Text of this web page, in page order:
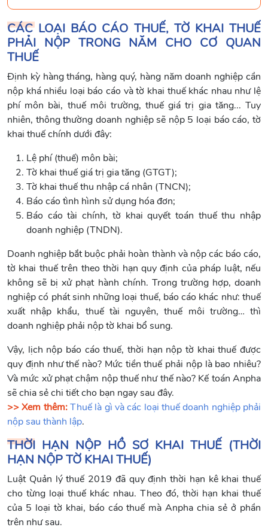
CÁC LOẠI BÁO CÁO THUẾ, TỜ KHAI THUẾ
PHẢI NỘP TRONG NĂM CHO CƠ QUAN
THUẾ
Định kỳ hàng tháng, hàng quý, hàng năm doanh nghiệp cần
nộp khá nhiều loại báo cáo và tờ khai thuế khác nhau như lệ
phí môn bài, thuế môi trường, thuế giá trị gia tăng... Tuy
nhiên, thông thường doanh nghiệp sẽ nộp 5 loại báo cáo, tờ
khai thuế chính dưới đây:
Lệ phí (thuế) môn bài;
Tờ khai thuế giá trị gia tăng (GTGT);
Tờ khai thuế thu nhập cá nhân (TNCN);
Báo cáo tình hình sử dụng hóa đơn;
Báo cáo tài chính, tờ khai quyết toán thuế thu nhập
doanh nghiệp (TNDN).
Doanh nghiệp bắt buộc phải hoàn thành và nộp các báo cáo,
tờ khai thuế trên theo thời hạn quy định của pháp luật, nếu
không sẽ bị xử phạt hành chính. Trong trường hợp, doanh
nghiệp có phát sinh những loại thuế, báo cáo khác như: thuế
xuất nhập khẩu, thuế tài nguyên, thuế môi trường… thì
doanh nghiệp phải nộp tờ khai bổ sung.
Vậy, lịch nộp báo cáo thuế, thời hạn nộp tờ khai thuế được
quy định như thế nào? Mức tiền thuế phải nộp là bao nhiêu?
Và mức xử phạt chậm nộp thuế như thế nào? Kế toán Anpha
sẽ chia sẻ chi tiết cho bạn ngay sau đây.
>> Xem thêm:Thuế là gì và các loại thuế doanh nghiệp phải
nộp sau thành lập.
THỜI HẠN NỘP HỒ SƠ KHAI THUẾ (THỜI
HẠN NỘP TỜ KHAI THUẾ)
Luật Quản lý thuế 2019 đã quy định thời hạn kê khai thuế
cho từng loại thuế khác nhau. Theo đó, thời hạn khai thuế
của 5 loại tờ khai, báo cáo thuế mà Anpha chia sẻ ở phần
trên như sau.